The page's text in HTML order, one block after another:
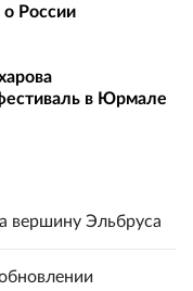
России
в Юрмале
вершину Эльбруса